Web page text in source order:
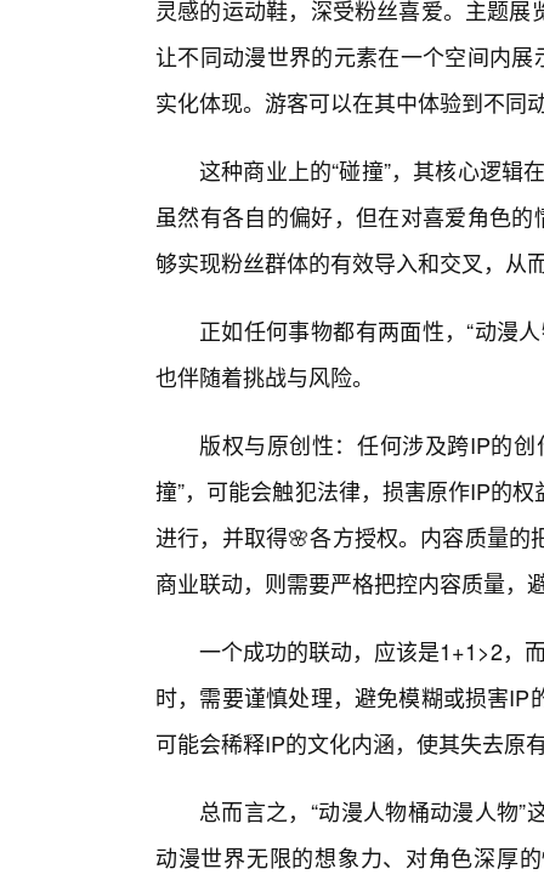
灵感的运动鞋，深受粉丝喜爱。主题
让不同动漫世界的元素在一个空间内
实化体现。游客可以在其中体验到不同
这种商业上的“碰撞”，其核心逻辑
虽然有各自的偏好，但在对喜爱角色
够实现粉丝群体的有效导入和交叉，从
正如任何事物都有两面性，“动漫
也伴随着挑战与风险。
版权与原创性：任何涉及跨IP的
撞”，可能会触犯法律，损害原作IP的
进行，并取得🌸各方授权。内容质量
商业联动，则需要严格把控内容质量，
一个成功的联动，应该是1+1>2，
时，需要谨慎处理，避免模糊或损害
可能会稀释IP的文化内涵，使其失去原
总而言之，“动漫人物桶动漫人物
动漫世界无限的想象力、对角色深厚